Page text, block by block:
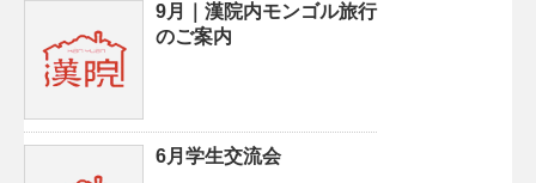
9月｜漢院内モンゴル旅行
のご案内
6月学生交流会